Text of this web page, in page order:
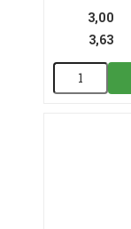
3,00
3,63